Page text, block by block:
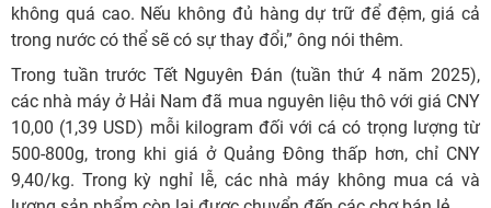
không quá cao. Nếu không đủ hàng dự trữ để đệm, giá cả
trong nước có thể sẽ có sự thay đổi,” ông nói thêm.
Trong tuần trước Tết Nguyên Đán (tuần thứ 4 năm 2025),
các nhà máy ở Hải Nam đã mua nguyên liệu thô với giá CNY
10,00 (1,39 USD) mỗi kilogram đối với cá có trọng lượng từ
500-800g, trong khi giá ở Quảng Đông thấp hơn, chỉ CNY
9,40/kg. Trong kỳ nghỉ lễ, các nhà máy không mua cá và